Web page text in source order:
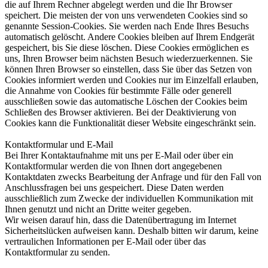
die auf Ihrem Rechner abgelegt werden und die Ihr Browser
speichert. Die meisten der von uns verwendeten Cookies sind so
genannte Session-Cookies. Sie werden nach Ende Ihres Besuchs
automatisch gelöscht. Andere Cookies bleiben auf Ihrem Endgerät
gespeichert, bis Sie diese löschen. Diese Cookies ermöglichen es
uns, Ihren Browser beim nächsten Besuch wiederzuerkennen. Sie
können Ihren Browser so einstellen, dass Sie über das Setzen von
Cookies informiert werden und Cookies nur im Einzelfall erlauben,
die Annahme von Cookies für bestimmte Fälle oder generell
ausschließen sowie das automatische Löschen der Cookies beim
Schließen des Browser aktivieren. Bei der Deaktivierung von
Cookies kann die Funktionalität dieser Website eingeschränkt sein.
Kontaktformular und E-Mail
Bei Ihrer Kontaktaufnahme mit uns per E-Mail oder über ein
Kontaktformular werden die von Ihnen dort angegebenen
Kontaktdaten zwecks Bearbeitung der Anfrage und für den Fall von
Anschlussfragen bei uns gespeichert. Diese Daten werden
ausschließlich zum Zwecke der individuellen Kommunikation mit
Ihnen genutzt und nicht an Dritte weiter gegeben.
Wir weisen darauf hin, dass die Datenübertragung im Internet
Sicherheitslücken aufweisen kann. Deshalb bitten wir darum, keine
vertraulichen Informationen per E-Mail oder über das
Kontaktformular zu senden.